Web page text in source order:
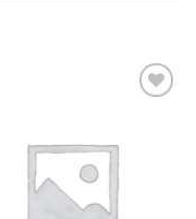
Επιθυμιών